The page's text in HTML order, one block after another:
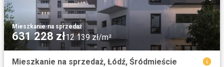
Mieszkanie·na sprzedaż
631 228 zł12 139 zł/m²
Mieszkanie na sprzedaż, Łódź, Śródmieście